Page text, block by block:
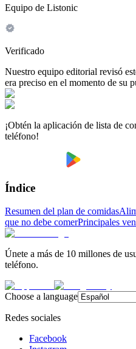
Equipo de Listonic
Verificado
Nuestro equipo editorial revisó
era preciso en el momento de su
¡Obtén la aplicación de lista de
teléfono!
Índice
Resumen del plan de comidas
que no debe comerPrincipales
Únete a más de 10 millones de
teléfono.
Choose a language
Redes sociales
Facebook